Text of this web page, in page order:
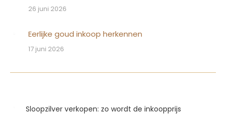
26 juni 2026
Eerlijke goud inkoop herkennen
17 juni 2026
Sloopzilver verkopen: zo wordt de inkoopprijs